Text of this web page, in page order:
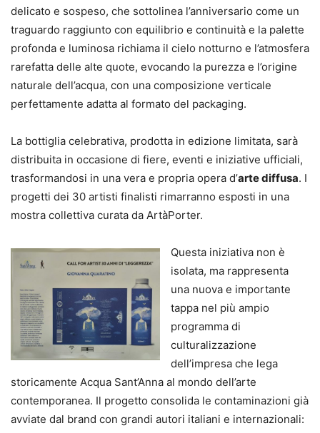
delicato e sospeso, che sottolinea l’anniversario come un
traguardo raggiunto con equilibrio e continuità e la palette
profonda e luminosa richiama il cielo notturno e l’atmosfera
rarefatta delle alte quote, evocando la purezza e l’origine
naturale dell’acqua, con una composizione verticale
perfettamente adatta al formato del packaging.
La bottiglia celebrativa, prodotta in edizione limitata, sarà
distribuita in occasione di fiere, eventi e iniziative ufficiali,
trasformandosi in una vera e propria opera d’arte diffusa. I
progetti dei 30 artisti finalisti rimarranno esposti in una
mostra collettiva curata da ArtàPorter.
Questa iniziativa non è
isolata, ma rappresenta
una nuova e importante
tappa nel più ampio
programma di
culturalizzazione
dell’impresa che lega
storicamente Acqua Sant’Anna al mondo dell’arte
contemporanea. Il progetto consolida le contaminazioni già
avviate dal brand con grandi autori italiani e internazionali: